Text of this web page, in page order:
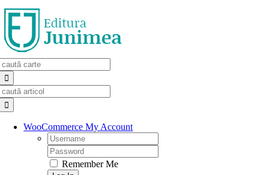
Skip
to
content
WooCommerce My Account
Username:
Password:
Remember Me